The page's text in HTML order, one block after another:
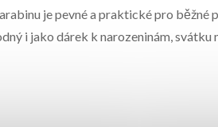
je pevné a praktické pro běžné
i jako dárek k narozeninám,